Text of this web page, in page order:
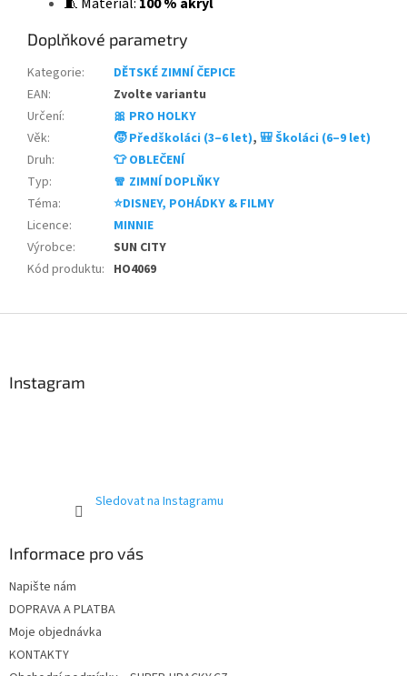
Doplňkové parametry
Kategorie:
DĚTSKÉ ZIMNÍ ČEPICE
EAN:
Zvolte variantu
Určení:
🎀 PRO HOLKY
Věk: 🧒 Předškoláci (3–6 let), 🎒 Školáci (6–9 let)
Druh:
👕 OBLEČENÍ
Typ:
🧣 ZIMNÍ DOPLŇKY
Téma:
⭐DISNEY, POHÁDKY & FILMY
Licence:
MINNIE
Výrobce:
SUN CITY
Kód produktu: HO4069
Instagram
Sledovat na Instagramu
Informace pro vás
Napište nám
DOPRAVA A PLATBA
Moje objednávka
KONTAKTY